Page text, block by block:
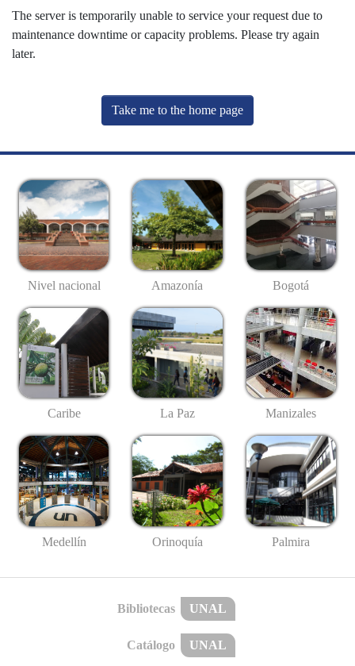
The server is temporarily unable to service your request due to
maintenance downtime or capacity problems. Please try again
later.
Take me to the home page
Nivel nacional Amazonía Bogotá
Caribe La Paz Manizales
Medellín Orinoquía Palmira
Bibliotecas UNAL
Catálogo UNAL